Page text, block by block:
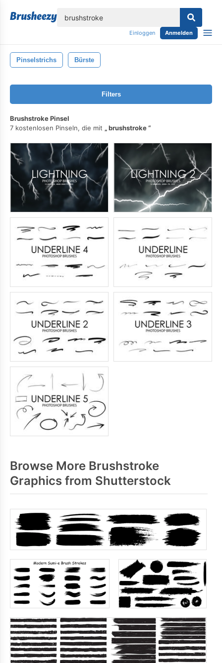
Einloggen Anmelden
Pinselstrichs Bürste
Filters
Brushstroke Pinsel
7 kostenlosen Pinseln, die mit
brushstroke
Browse More Brushstroke
Graphics from Shutterstock